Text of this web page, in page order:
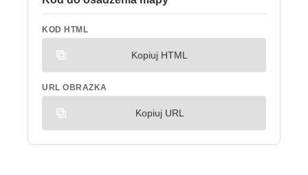
KOD HTML
Kopiuj HTML
URL OBRAZKA
Kopiuj URL